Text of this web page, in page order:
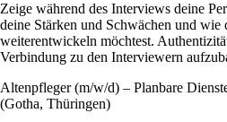
Zeige während des Interviews deine
deine Stärken und Schwächen und
weiterentwickeln möchtest.
Verbindung zu den Interviewern
Altenpfleger (m/w/d) – Planbare
(Gotha, Thüringen)